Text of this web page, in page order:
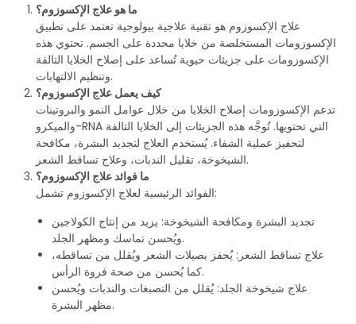
ما هو علاج الإكسوزوم؟
علاج الإكسوزوم هو تقنية علاجية بيولوجية تعتمد على تطبيق
الإكسوزومات المستخلصة من خلايا محددة على الجسم. تحتوي هذه
الإكسوزومات على جزيئات حيوية تُساعد على إصلاح الخلايا التالفة
وتنظيم الالتهابات.
كيف يعمل علاج الإكسوزوم؟
تدعم الإكسوزومات إصلاح الخلايا من خلال عوامل النمو والبروتينات
والميكرو-RNA التي تحتويها. تُوجَّه هذه الجزيئات إلى الخلايا التالفة
لتحفيز عملية الشفاء. يُستخدم العلاج لتجديد البشرة، مكافحة
الشيخوخة، تقليل الندبات، وعلاج تساقط الشعر.
ما فوائد علاج الإكسوزوم؟
الفوائد الرئيسية لعلاج الإكسوزوم تشمل:
تجديد البشرة ومكافحة الشيخوخة: يزيد من إنتاج الكولاجين
ويُحسن تماسك ومظهر الجلد.
علاج تساقط الشعر: يُحفز بصيلات الشعر ويُقلل من تساقطه،
كما يُحسن من صحة فروة الرأس.
علاج شيخوخة الجلد: يُقلل من التصبغات والندبات ويُحسن
مظهر البشرة.